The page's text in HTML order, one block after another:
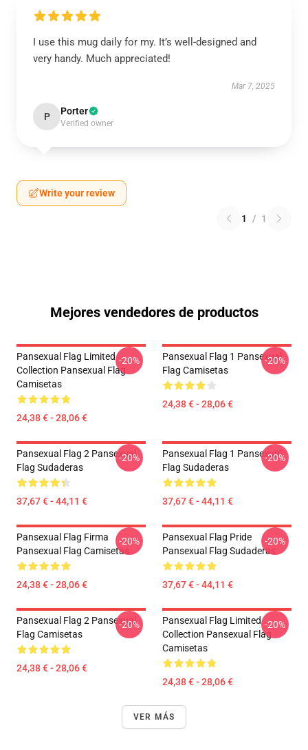
I use this mug daily for my. It’s well-designed and
very handy. Much appreciated!
Mar 7, 2025
P Porter
Verified owner
Write your review
1 / 1
Mejores vendedores de productos
Pansexual Flag Limited
Collection Pansexual Flag
Camisetas
24,38 € - 28,06 €
-20%
Pansexual Flag 1 Pansexual
Flag Camisetas
24,38 € - 28,06 €
-20%
Pansexual Flag 2 Pansexual
Flag Sudaderas
37,67 € - 44,11 €
-20%
Pansexual Flag 1 Pansexual
Flag Sudaderas
37,67 € - 44,11 €
-20%
Pansexual Flag Firma
Pansexual Flag Camisetas
24,38 € - 28,06 €
-20%
Pansexual Flag Pride
Pansexual Flag Sudaderas
37,67 € - 44,11 €
-20%
Pansexual Flag 2 Pansexual
Flag Camisetas
24,38 € - 28,06 €
-20%
Pansexual Flag Limited
Collection Pansexual Flag
Camisetas
24,38 € - 28,06 €
-20%
VER MÁS